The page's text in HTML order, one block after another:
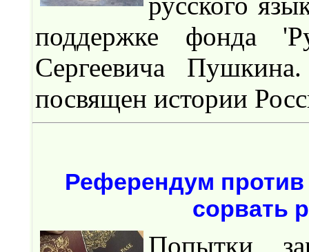
поддержке фонда
Сергеевича
посвящен истории
Референдум против
сорвать
Попытки